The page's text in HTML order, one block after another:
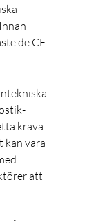
de CE-
-
kräva
kan vara
att